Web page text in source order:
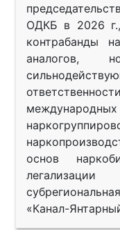
ОДКБ в 2026
контрабанды
аналогов,
основ
легализации
«Канал-